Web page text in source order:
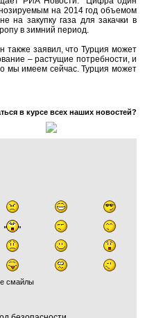
на 2014 год объемом
на закупку газа для закачки в
в зимний период.
также заявил, что Турция может
– растущие потребности, и
мы имеем сейчас. Турция может
в курсе всех наших новостей?
смайлы